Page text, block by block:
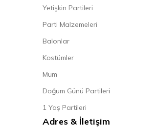
Yetişkin Partileri
Parti Malzemeleri
Balonlar
Kostümler
Mum
Doğum Günü Partileri
1 Yaş Partileri
Adres & İletişim